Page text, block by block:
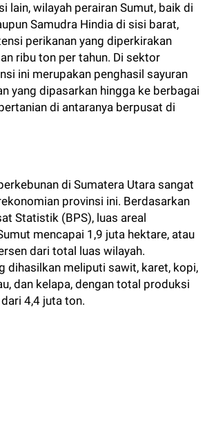
lain, wilayah perairan Sumut, baik di
Samudra Hindia di sisi barat,
perikanan yang diperkirakan
ribu ton per tahun. Di sektor
ini merupakan penghasil sayuran
yang dipasarkan hingga ke berbagai
di antaranya berpusat di
di Sumatera Utara sangat
provinsi ini. Berdasarkan
Statistik (BPS), luas areal
mencapai 1,9 juta hektare, atau
dari total luas wilayah.
dihasilkan meliputi sawit, karet, kopi,
dan kelapa, dengan total produksi
4,4 juta ton.